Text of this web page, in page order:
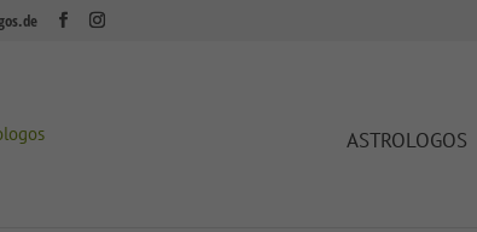
ASTROLOGOS